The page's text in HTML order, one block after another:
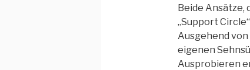
Beide Ansätze,
„Support
Ausgehend
eigenen
Ausprobieren